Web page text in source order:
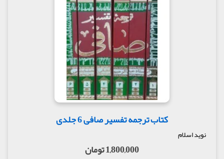
کتاب ترجمه تفسیر صافی 6 جلدی
نوید اسلام
1,800,000 تومان